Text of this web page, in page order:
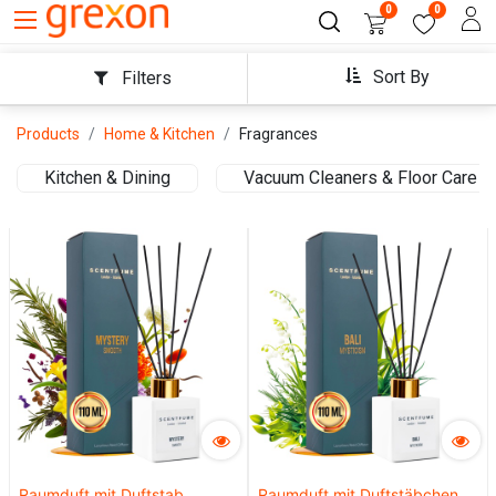
0 0
Sort By
Filters
Products Home & Kitchen Fragrances
Kitchen & Dining Vacuum Cleaners & Floor Care